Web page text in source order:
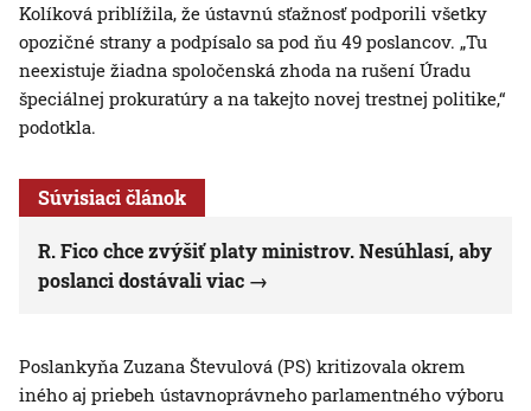
Kolíková priblížila, že ústavnú sťažnosť podporili všetky
opozičné strany a podpísalo sa pod ňu 49 poslancov. „Tu
neexistuje žiadna spoločenská zhoda na rušení Úradu
špeciálnej prokuratúry a na takejto novej trestnej politike,“
podotkla.
Súvisiaci článok
R. Fico chce zvýšiť platy ministrov. Nesúhlasí, aby
poslanci dostávali viac
Poslankyňa Zuzana Števulová (PS) kritizovala okrem
iného aj priebeh ústavnoprávneho parlamentného výboru